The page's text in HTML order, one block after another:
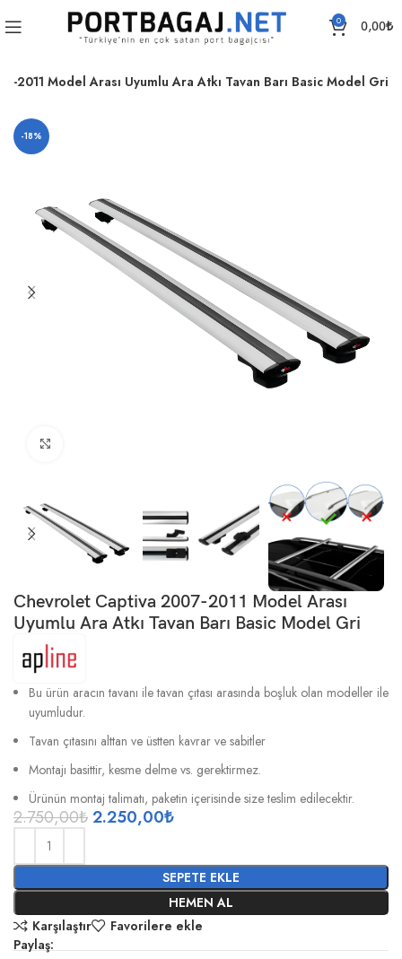
0 0,00₺
2011 Model Arası Uyumlu Ara Atkı Tavan Barı Basic Model Gri
-18%
Chevrolet Captiva 2007-2011 Model Arası
Uyumlu Ara Atkı Tavan Barı Basic Model Gri
Bu ürün aracın tavanı ile tavan çıtası arasında boşluk olan modeller ile
uyumludur.
Tavan çıtasını alttan ve üstten kavrar ve sabitler
Montajı basittir, kesme delme vs. gerektirmez.
Ürünün montaj talimatı, paketin içerisinde size teslim edilecektir.
2.750,00₺2.250,00₺
SEPETE EKLE
HEMEN AL
Karşılaştır
Favorilere ekle
Paylaş: